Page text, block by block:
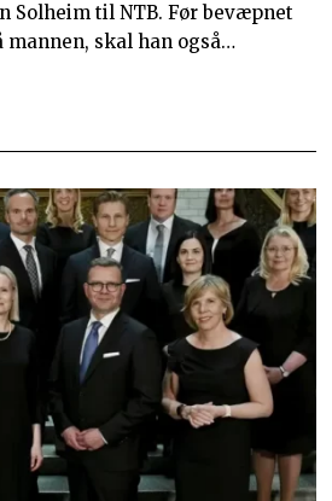
Solheim til NTB. Før bevæpnet
skal han også…